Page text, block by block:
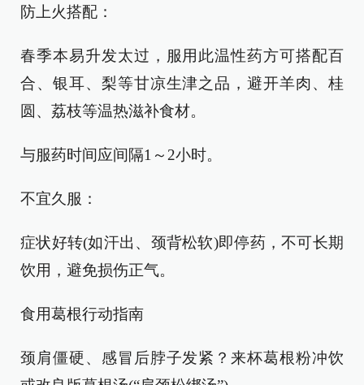
防上火搭配：
春季本易升发太过，服用此温性药方可搭配百
合、银耳、梨等甘凉生津之品，避开羊肉、桂
圆、荔枝等温热滋补食材。
与服药时间应间隔1～2小时。
不宜久服：
症状好转(如汗出、颈背松软)即停药，不可长期
饮用，避免损伤正气。
食用葛根行动指南
颈肩僵硬、感冒后脖子发紧？来杯葛根粉冲饮